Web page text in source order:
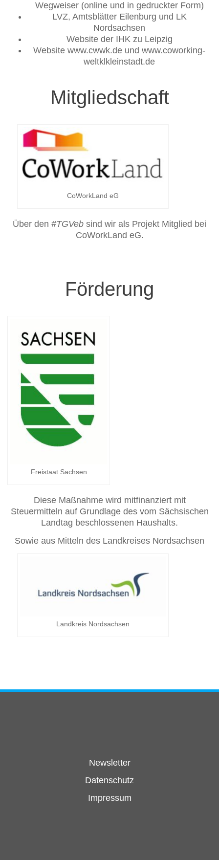
Wegweiser (online und in gedruckter Form)
LVZ, Amtsblätter Eilenburg und LK
Nordsachsen
Website der IHK zu Leipzig
Website www.cwwk.de und www.coworking-
weltklkleinstadt.de
Mitgliedschaft
CoWorkLand eG
Über den #TGVeb sind wir als Projekt Mitglied bei
CoWorkLand eG.
Förderung
Freistaat Sachsen
Diese Maßnahme wird mitfinanziert mit
Steuermitteln auf Grundlage des vom Sächsischen
Landtag beschlossenen Haushalts.
Sowie aus Mitteln des Landkreises Nordsachsen
Landkreis Nordsachsen
Newsletter
Datenschutz
Impressum